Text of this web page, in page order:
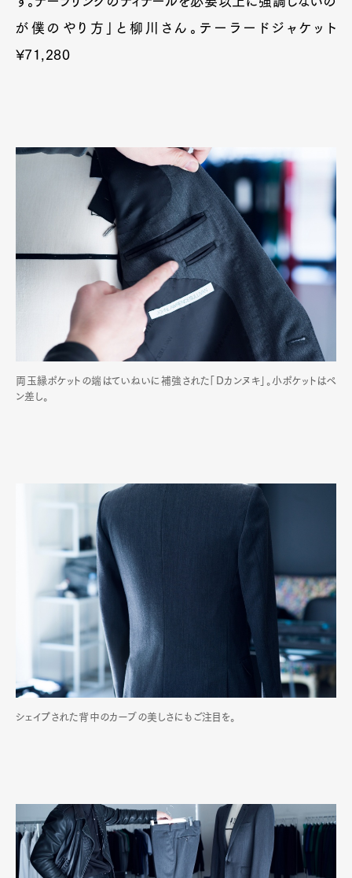
が僕のやり方」と柳川さん。テーラードジャケット
¥71,280
両玉縁ポケットの端はていねいに補強された「Dカンヌキ」。小ポケットはペ
ン差し。
シェイプされた背中のカーブの美しさにもご注目を。